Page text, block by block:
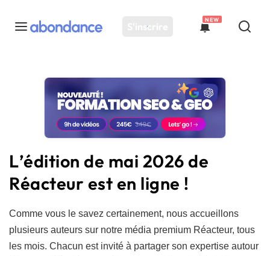
S'inscrire
NEW
Toutes les actus
Actus SEO
Plateforme
Solutions
Ressources
Audit SEO
L’édition de mai 2026 de
Réacteur est en ligne !
Comme vous le savez certainement, nous accueillons
plusieurs auteurs sur notre média premium Réacteur, tous
les mois. Chacun est invité à partager son expertise autour